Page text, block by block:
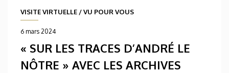
VISITE VIRTUELLE /VU POUR VOUS
6 mars 2024
« SUR LES TRACES D’ANDRÉ LE
NÔTRE » AVEC LES ARCHIVES